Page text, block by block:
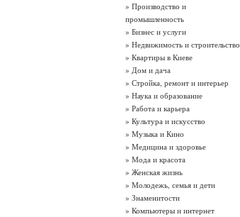
» Производство и
промышленность
» Бизнес и услуги
» Недвижимость и строительство
» Квартиры в Киеве
» Дом и дача
» Стройка, ремонт и интерьер
» Наука и образование
» Работа и карьера
» Культура и искусство
» Музыка и Кино
» Медицина и здоровье
» Мода и красота
» Женская жизнь
» Молодежь, семья и дети
» Знаменитости
» Компьютеры и интернет